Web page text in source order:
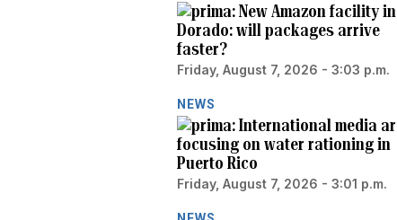
New Amazon facility in
Dorado: will packages arrive
faster?
Friday, August 7, 2026 - 3:03 p.m.
NEWS
International media
focusing on water rationing in
Puerto Rico
Friday, August 7, 2026 - 3:01 p.m.